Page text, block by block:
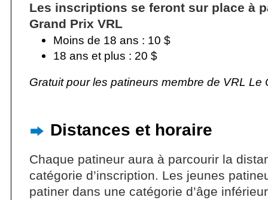
Les inscriptions se feront sur place à
Grand Prix VRL
Moins de 18 ans : 10 $
18 ans et plus : 20 $
Gratuit pour les patineurs membre de VRL Le
Distances et horaire
Chaque patineur aura à parcourir la
catégorie d’inscription. Les jeunes
patiner dans une catégorie d’âge